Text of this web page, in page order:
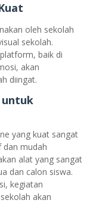
oleh sekolah
sekolah.
baik di
akan
diingat.
untuk
yang kuat sangat
dan mudah
alat yang sangat
dan calon siswa.
kegiatan
akan